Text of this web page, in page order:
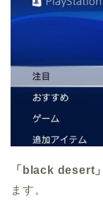
「black desert」
ます。